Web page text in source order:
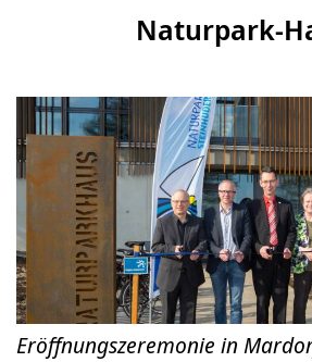
Naturpark-
Eröffnungszeremonie in